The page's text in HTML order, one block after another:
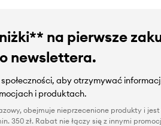
na pierwsze
newslettera.
społeczności, aby otrzymywać
i produktach.
obejmuje nieprzecenione produkty i
350 zł. Rabat nie łączy się z innymi